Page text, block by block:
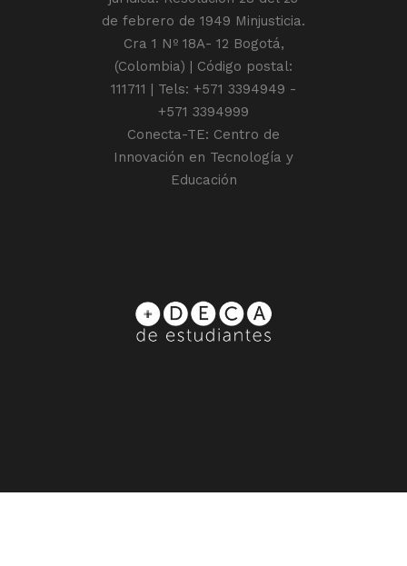
de febrero de 1949 Minjusticia.
Cra 1 Nº 18A- 12 Bogotá,
(Colombia) | Código postal:
111711 | Tels: +571 3394949 -
+571 3394999
Conecta-TE: Centro de
Innovación en Tecnología y
Educación